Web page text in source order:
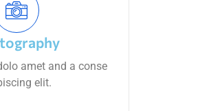
amet and a conse
elit.